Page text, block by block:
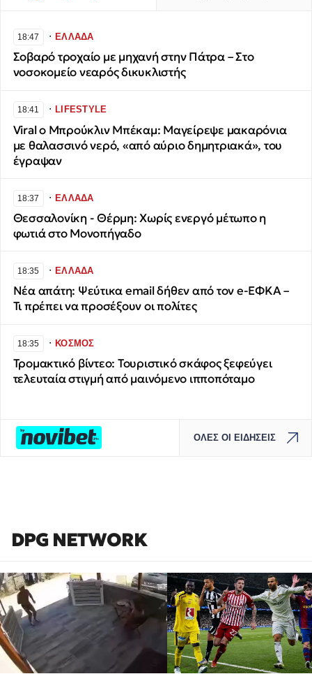
18:47 ∙ΕΛΛΑΔΑ
Σοβαρό τροχαίο με μηχανή στην Πάτρα – Στο
νοσοκομείο νεαρός δικυκλιστής
18:41 ∙LIFESTYLE
Viral ο Μπρούκλιν Μπέκαμ: Μαγείρεψε μακαρόνια
με θαλασσινό νερό, «από αύριο δημητριακά», του
έγραψαν
18:37 ∙ΕΛΛΑΔΑ
Θεσσαλονίκη - Θέρμη: Χωρίς ενεργό μέτωπο η
φωτιά στο Μονοπήγαδο
18:35 ∙ΕΛΛΑΔΑ
Νέα απάτη: Ψεύτικα email δήθεν από τον e-ΕΦΚΑ –
Τι πρέπει να προσέξουν οι πολίτες
18:35 ∙ΚΟΣΜΟΣ
Τρομακτικό βίντεο: Τουριστικό σκάφος ξεφεύγει
τελευταία στιγμή από μαινόμενο ιπποπόταμο
ΟΛΕΣ ΟΙ ΕΙΔΗΣΕΙΣ
DPG NETWORK